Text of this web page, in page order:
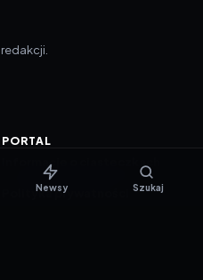
PORTAL
Informacje o ciasteczkach
Polityka prywatności
Newsy Szukaj